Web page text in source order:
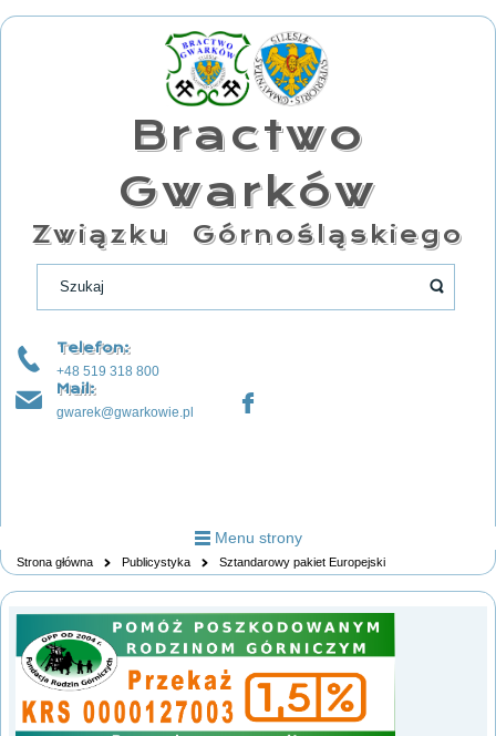
Bractwo
Gwarków
Związku Górnośląskiego
Telefon:
+48 519 318 800
Mail:
gwarek@gwarkowie.pl
Menu strony
Strona główna Publicystyka Sztandarowy pakiet Europejski